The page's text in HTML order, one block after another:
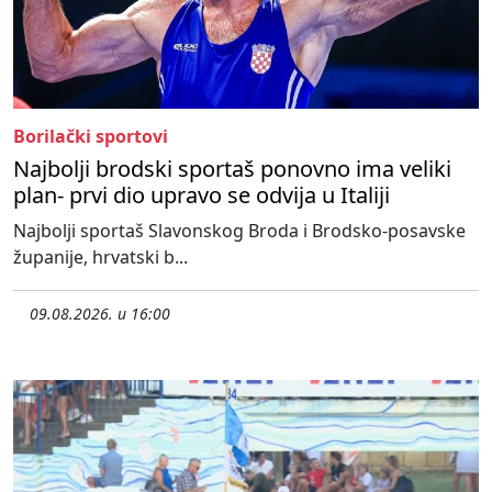
Borilački sportovi
Najbolji brodski sportaš ponovno ima veliki
plan- prvi dio upravo se odvija u Italiji
Najbolji sportaš Slavonskog Broda i Brodsko-posavske
županije, hrvatski b...
09.08.2026. u 16:00